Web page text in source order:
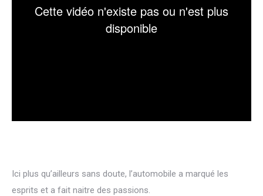
Ici plus qu’ailleurs sans doute, l’automobile a marqué les
esprits et a fait naitre des passions.